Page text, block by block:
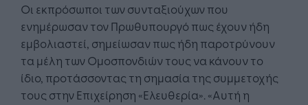
Οι εκπρόσωποι των συνταξιούχων που
ενημέρωσαν τον Πρωθυπουργό πως έχουν ήδη
εμβολιαστεί, σημείωσαν πως ήδη παροτρύνουν
τα μέλη των Ομοσπονδιών τους να κάνουν το
ίδιο, προτάσσοντας τη σημασία της συμμετοχής
τους στην Επιχείρηση «Ελευθερία». «Αυτή η